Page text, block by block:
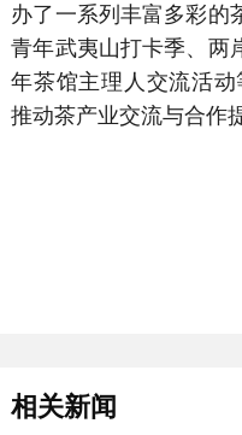
办了一系列丰富多彩的
青年武夷山打卡季、两
年茶馆主理人交流活动
推动茶产业交流与合作
相关新闻